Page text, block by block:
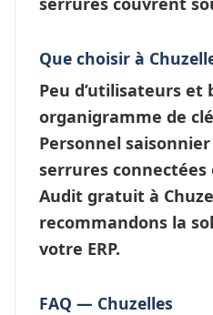
Que choisir à
Peu d’utilisateurs
organigramme de
Personnel
serrures connectées
Audit gratuit à
recommandons la
votre ERP.
FAQ — Chuzelles